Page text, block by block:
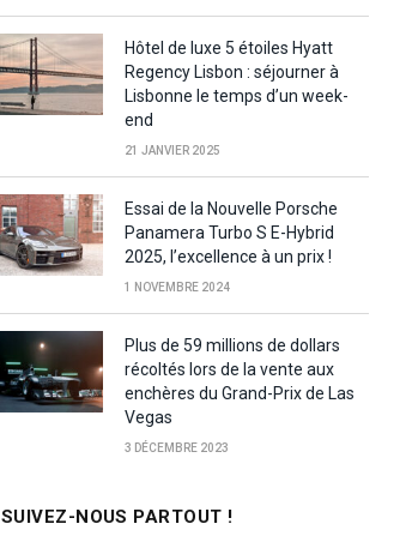
Hôtel de luxe 5 étoiles Hyatt
Regency Lisbon : séjourner à
Lisbonne le temps d’un week-
end
21 JANVIER 2025
Essai de la Nouvelle Porsche
Panamera Turbo S E-Hybrid
2025, l’excellence à un prix !
1 NOVEMBRE 2024
Plus de 59 millions de dollars
récoltés lors de la vente aux
enchères du Grand-Prix de Las
Vegas
3 DÉCEMBRE 2023
SUIVEZ-NOUS PARTOUT !